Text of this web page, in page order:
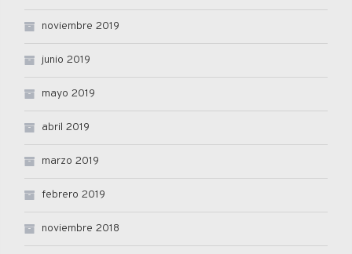
noviembre 2019
junio 2019
mayo 2019
abril 2019
marzo 2019
febrero 2019
noviembre 2018